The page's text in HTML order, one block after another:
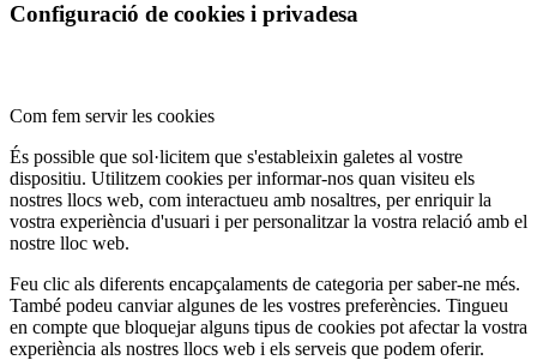
Configuració de cookies i privadesa
Com fem servir les cookies
És possible que sol·licitem que s'estableixin galetes al vostre
dispositiu. Utilitzem cookies per informar-nos quan visiteu els
nostres llocs web, com interactueu amb nosaltres, per enriquir la
vostra experiència d'usuari i per personalitzar la vostra relació amb el
nostre lloc web.
Feu clic als diferents encapçalaments de categoria per saber-ne més.
També podeu canviar algunes de les vostres preferències. Tingueu
en compte que bloquejar alguns tipus de cookies pot afectar la vostra
experiència als nostres llocs web i els serveis que podem oferir.